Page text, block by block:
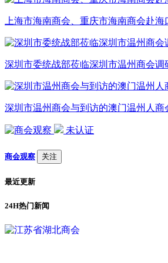
上海市海南商会、重庆市海南商会赴
深圳市委统战部莅临深圳市温州商会调
深圳市温州商会与到访的澳门温州人商
未认证
商会观察 关注
最近更新
24H热门新闻
1